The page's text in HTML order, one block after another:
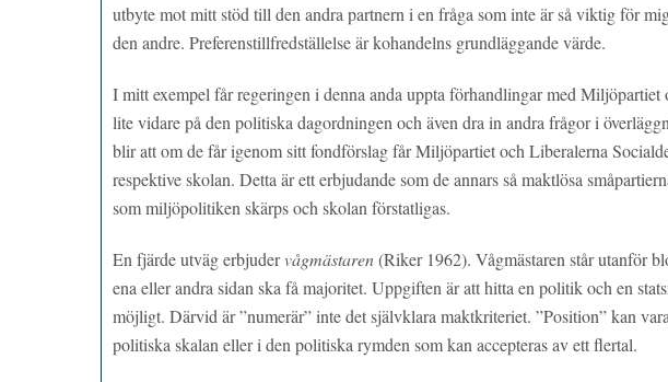
utbyte mot mitt stöd till den andra partnern i en fråga som inte är så viktig för
den andre. Preferenstillfredställelse är kohandelns grundläggande värde.
I mitt exempel får regeringen i denna anda uppta förhandlingar med Miljöpartiet
lite vidare på den politiska dagordningen och även dra in andra frågor i
blir att om de får igenom sitt fondförslag får Miljöpartiet och Liberalerna
respektive skolan. Detta är ett erbjudande som de annars så maktlösa
som miljöpolitiken skärps och skolan förstatligas.
En fjärde utväg erbjudervågmästaren(Riker 1962). Vågmästaren står utanför
ena eller andra sidan ska få majoritet. Uppgiften är att hitta en politik och en
möjligt. Därvid är ”numerär” inte det självklara maktkriteriet. ”Position” kan
politiska skalan eller i den politiska rymden som kan accepteras av ett flertal.